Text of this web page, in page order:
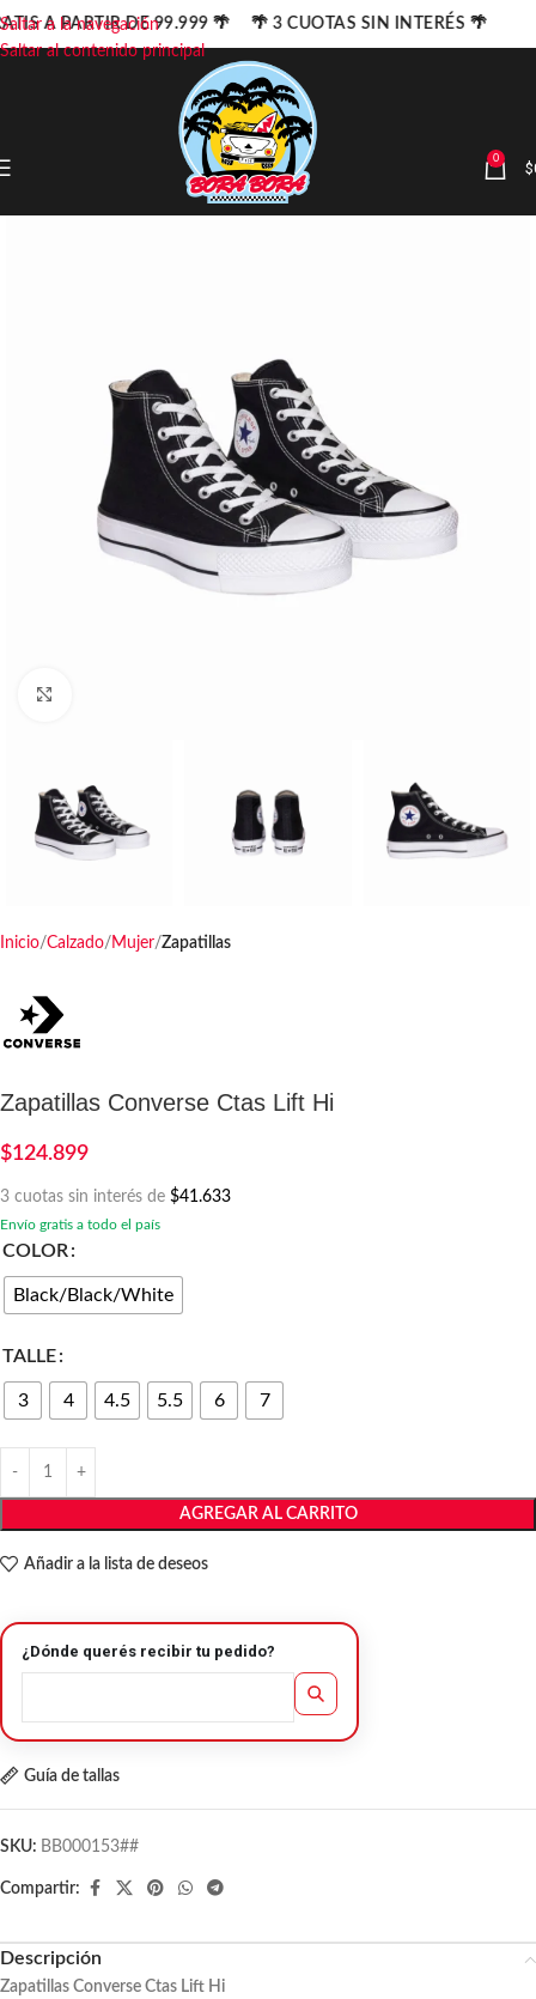
Saltar a la navegación
Saltar al contenido principal
0 $
Inicio Calzado Mujer Zapatillas
Zapatillas Converse Ctas Lift Hi
$124.899
3 cuotas sin interés de $41.633
Envío gratis a todo el país
COLOR
Black/Black/White
TALLE
3 4 4.5 5.5 6 7
AGREGAR AL CARRITO
Añadir a la lista de deseos
¿Dónde querés recibir tu pedido?
Guía de tallas
SKU: BB000153##
Compartir:
Descripción
Zapatillas Converse Ctas Lift Hi
A PARTIR DE 99.999 🌴 🌴 3 CUOTAS SIN INTERÉS 🌴